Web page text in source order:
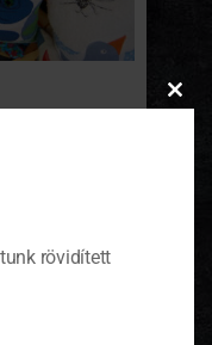
holmik nevű
rövidített